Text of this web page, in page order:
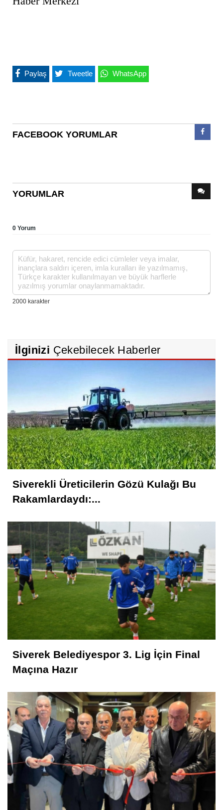
Paylaş Tweetle WhatsApp
FACEBOOK YORUMLAR
YORUMLAR
0 Yorum
İlginizi Çekebilecek Haberler
Siverekli Üreticilerin Gözü Kulağı Bu
Rakamlardaydı:...
Siverek Belediyespor 3. Lig İçin Final
Maçına Hazır